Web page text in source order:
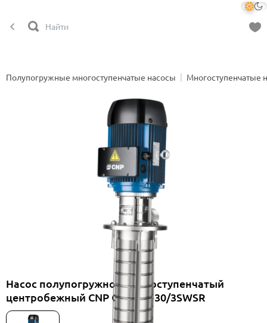
Полупогружные многоступенчатые насосы Многоступенчатые
Насос полупогружной многоступенчатый
центробежный CNP CDLKF2-30/3SWSR